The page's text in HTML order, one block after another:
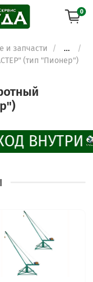
0
и запчасти
...
(тип "Пионер")
ВНУТРИ